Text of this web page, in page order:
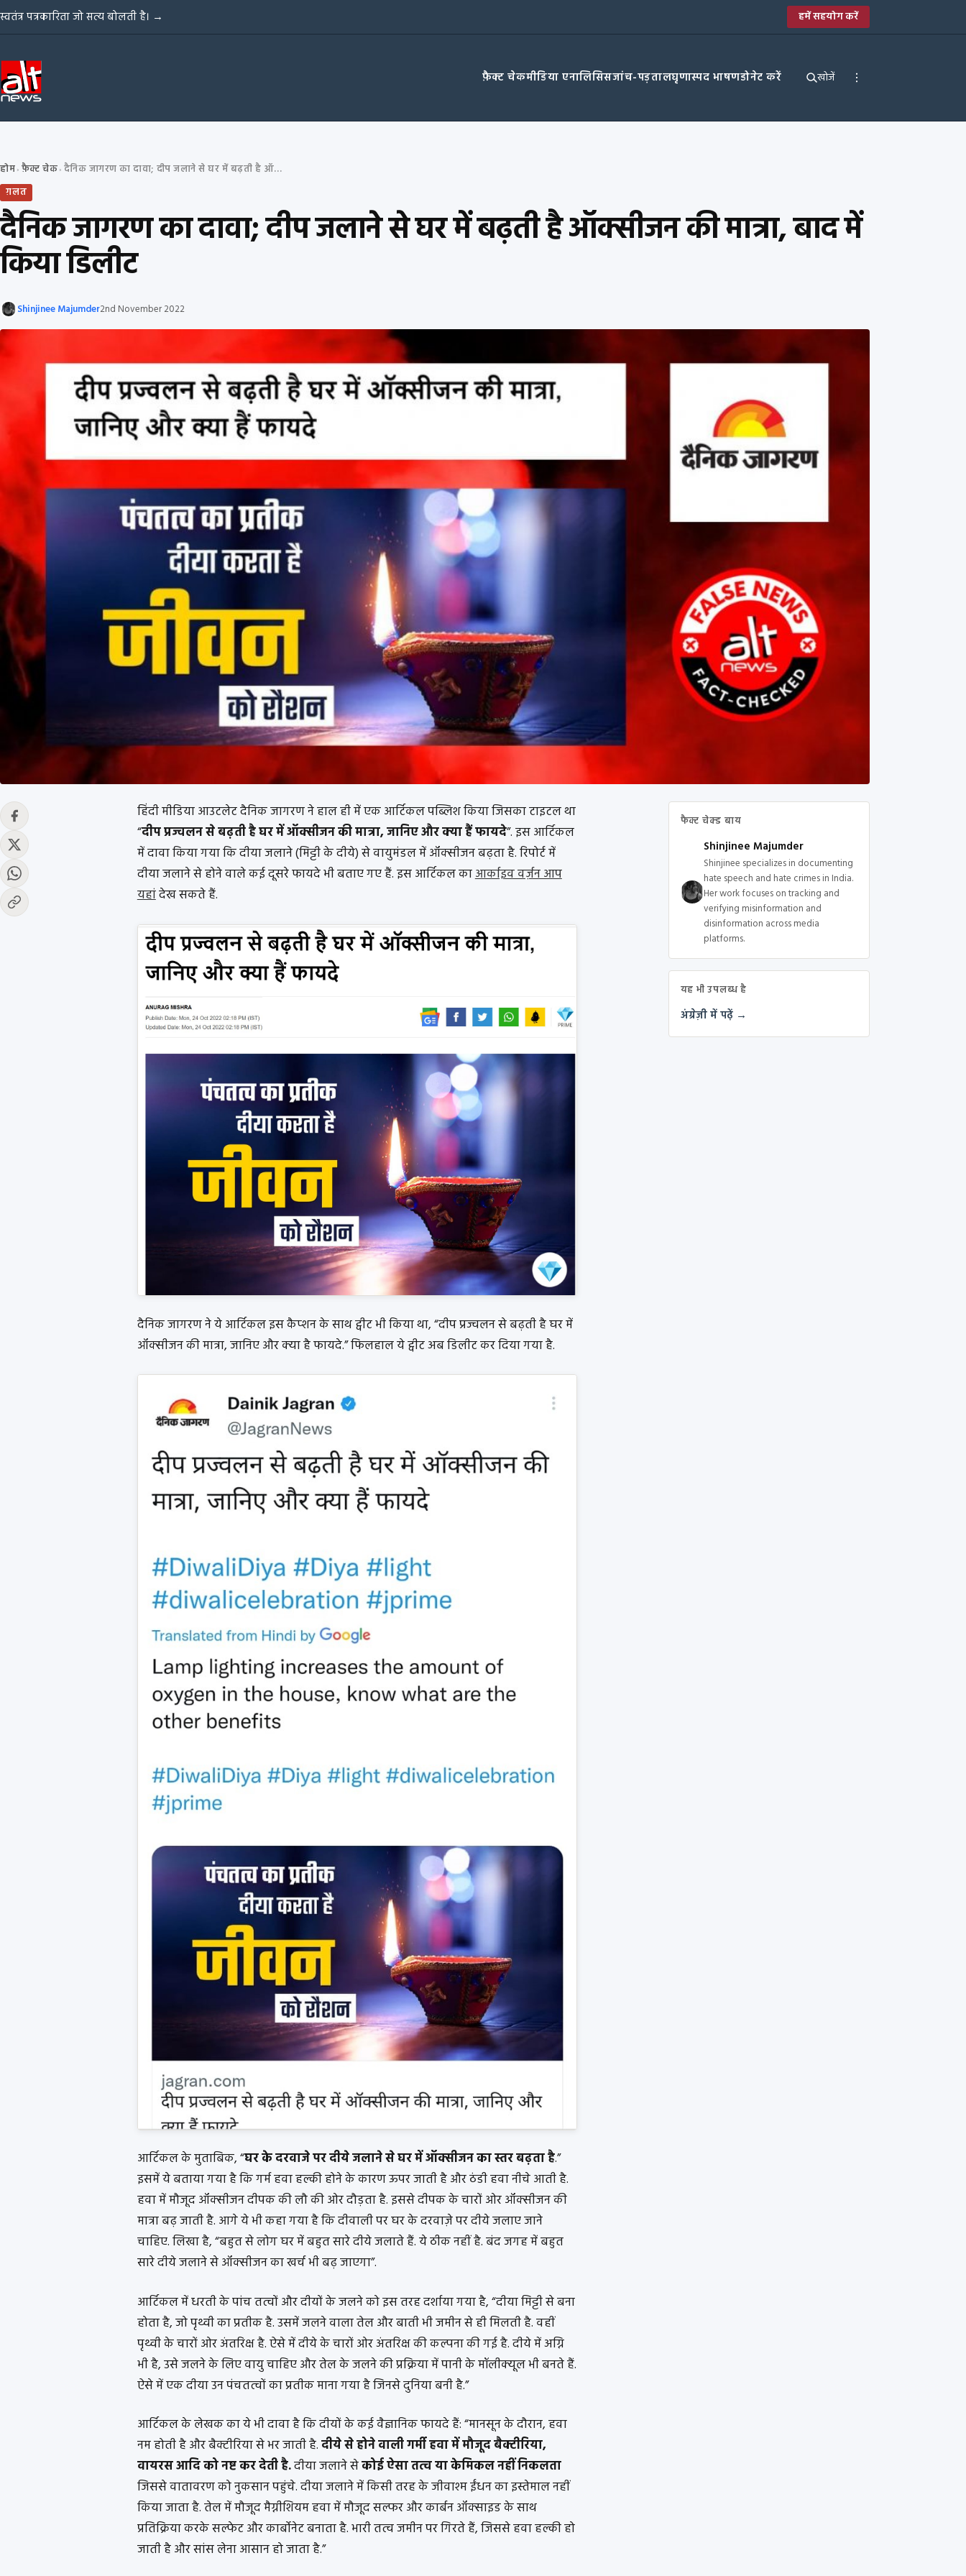
Skip to content
स्वतंत्र पत्रकारिता जो सत्य बोलती है। → हमें सहयोग करें
फ़ैक्ट चेकमीडिया एनालिसिसजांच-पड़तालघृणास्पद भाषणडोनेट करें खोजें
होम› फ़ैक्ट चेक›
दैनिक जागरण का दावा; दीप जलाने से घर में बढ़ती है ऑक्सीजन की मात्रा, बाद में किया डिलीट
ग़लत
दैनिक जागरण का दावा; दीप जलाने से घर में बढ़ती है ऑक्सीजन की मात्रा, बाद में
किया डिलीट
Shinjinee Majumder2nd November 2022
हिंदी मीडिया आउटलेट दैनिक जागरण ने हाल ही में एक आर्टिकल पब्लिश किया जिसका टाइटल था
“दीप प्रज्वलन से बढ़ती है घर में ऑक्सीजन की मात्रा, जानिए और क्या हैं फायदे”. इस आर्टिकल
में दावा किया गया कि दीया जलाने (मिट्टी के दीये) से वायुमंडल में ऑक्सीजन बढ़ता है. रिपोर्ट में
दीया जलाने से होने वाले कई दूसरे फायदे भी बताए गए हैं. इस आर्टिकल काआर्काइव वर्ज़न आप
यहांदेख सकते हैं.
दैनिक जागरण ने ये आर्टिकल इस कैप्शन के साथ ट्वीट भी किया था, “दीप प्रज्वलन से बढ़ती है घर में
ऑक्सीजन की मात्रा, जानिए और क्या है फायदे.” फिलहाल ये ट्वीट अब डिलीट कर दिया गया है.
आर्टिकल के मुताबिक, “घर के दरवाजे पर दीये जलाने से घर में ऑक्सीजन का स्तर बढ़ता है.”
इसमें ये बताया गया है कि गर्म हवा हल्की होने के कारण ऊपर जाती है और ठंडी हवा नीचे आती है.
हवा में मौजूद ऑक्सीजन दीपक की लौ की ओर दौड़ता है. इससे दीपक के चारों ओर ऑक्सीजन की
मात्रा बढ़ जाती है. आगे ये भी कहा गया है कि दीवाली पर घर के दरवाज़े पर दीये जलाए जाने
चाहिए. लिखा है, “बहुत से लोग घर में बहुत सारे दीये जलाते हैं. ये ठीक नहीं है. बंद जगह में बहुत
सारे दीये जलाने से ऑक्सीजन का खर्च भी बढ़ जाएगा”.
आर्टिकल में धरती के पांच तत्वों और दीयों के जलने को इस तरह दर्शाया गया है, “दीया मिट्टी से बना
होता है, जो पृथ्वी का प्रतीक है. उसमें जलने वाला तेल और बाती भी जमीन से ही मिलती है. वहीं
पृथ्वी के चारों ओर अंतरिक्ष है. ऐसे में दीये के चारों ओर अंतरिक्ष की कल्पना की गई है. दीये में अग्नि
भी है, उसे जलने के लिए वायु चाहिए और तेल के जलने की प्रक्रिया में पानी के मॉलीक्यूल भी बनते हैं.
ऐसे में एक दीया उन पंचतत्वों का प्रतीक माना गया है जिनसे दुनिया बनी है.”
आर्टिकल के लेखक का ये भी दावा है कि दीयों के कई वैज्ञानिक फायदे हैं: “मानसून के दौरान, हवा
नम होती है और बैक्टीरिया से भर जाती है.दीये से होने वाली गर्मी हवा में मौजूद बैक्टीरिया,
वायरस आदि को नष्ट कर देती है.दीया जलाने सेकोई ऐसा तत्व या केमिकल नहीं निकलता
जिससे वातावरण को नुकसान पहुंचे. दीया जलाने में किसी तरह के जीवाश्म ईंधन का इस्तेमाल नहीं
किया जाता है. तेल में मौजूद मैग्नीशियम हवा में मौजूद सल्फर और कार्बन ऑक्साइड के साथ
प्रतिक्रिया करके सल्फेट और कार्बोनेट बनाता है. भारी तत्व जमीन पर गिरते हैं, जिससे हवा हल्की हो
जाती है और सांस लेना आसान हो जाता है.”
फैक्ट चेक्ड बाय
Shinjinee Majumder
Shinjinee specializes in documenting
hate speech and hate crimes in India.
Her work focuses on tracking and
verifying misinformation and
disinformation across media
platforms.
यह भी उपलब्ध है
अंग्रेज़ी में पढ़ें →